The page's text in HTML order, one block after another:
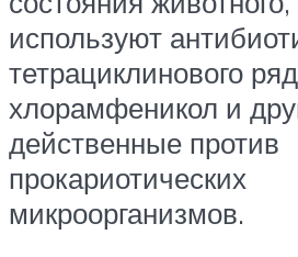
используют
тетрациклинового
хлорамфеникол и
действенные против
прокариотических
микроорганизмов.